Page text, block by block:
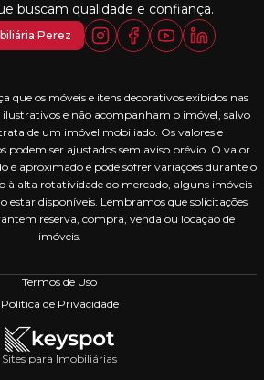
buscam qualidade e confiança.
Perez
que os móveis e itens decorativos exibidos nas
e não acompanham o imóvel, salvo
de um imóvel mobiliado. Os valores e
podem ser ajustados sem aviso prévio. O valor
é aproximado e pode sofrer variações durante o
à alta rotatividade do mercado, alguns imóveis
estar disponíveis. Lembramos que solicitações
reserva, compra, venda ou locação de
imóveis.
Termos de Uso
Política de Privacidade
Sites para Imobiliárias